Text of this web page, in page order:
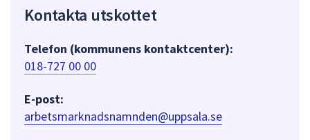
Kontakta utskottet
Telefon (kommunens kontaktcenter):
018-727 00 00
E-post:
arbetsmarknadsnamnden@uppsala.se